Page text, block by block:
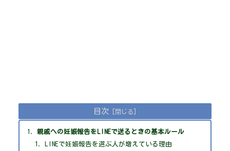
目次
親戚への妊娠報告をLINEで送るときの基本ルール
LINEで妊娠報告を選ぶ人が増えている理由